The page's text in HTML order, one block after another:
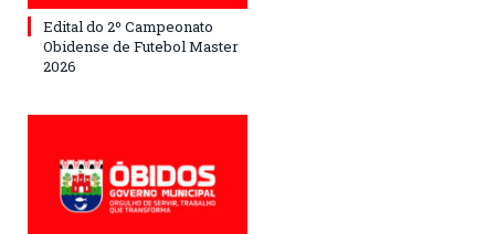
Edital do 2º Campeonato
Obidense de Futebol Master
2026